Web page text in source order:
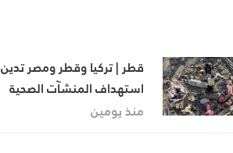
قطر | تركيا وقطر ومصر تدين
استهداف المنشآت الصحية
في غزة وتدعو “إسرائيل” إلى
منذ يومين